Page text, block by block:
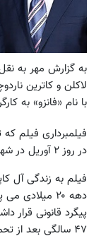
به گزارش مهر به
لاکلن و کاترین
با نام «فانزو» به
فیلمبرداری فیلم
در روز ۲ آوریل در شهر نیواورلئان آغاز می‌شود.
فیلم به زندگی آل
دهه ۲۰
۴۷ سالگی بعد از تحمل یک دهه زندان براثر زوال عقل درگذشت.